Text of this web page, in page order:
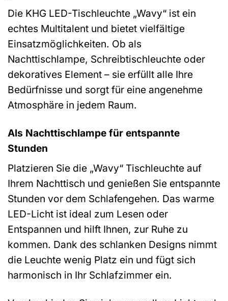
Die KHG LED-Tischleuchte „Wavy“ ist ein
echtes Multitalent und bietet vielfältige
Einsatzmöglichkeiten. Ob als
Nachttischlampe, Schreibtischleuchte oder
dekoratives Element – sie erfüllt alle Ihre
Bedürfnisse und sorgt für eine angenehme
Atmosphäre in jedem Raum.
Als Nachttischlampe für entspannte
Stunden
Platzieren Sie die „Wavy“ Tischleuchte auf
Ihrem Nachttisch und genießen Sie entspannte
Stunden vor dem Schlafengehen. Das warme
LED-Licht ist ideal zum Lesen oder
Entspannen und hilft Ihnen, zur Ruhe zu
kommen. Dank des schlanken Designs nimmt
die Leuchte wenig Platz ein und fügt sich
harmonisch in Ihr Schlafzimmer ein.